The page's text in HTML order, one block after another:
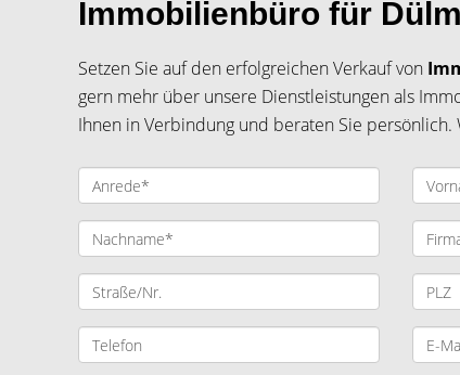
Immobilienbüro für
Setzen Sie auf den erfolgreichen Verkauf von
gern mehr über unsere Dienstleistungen als
Ihnen in Verbindung und beraten Sie